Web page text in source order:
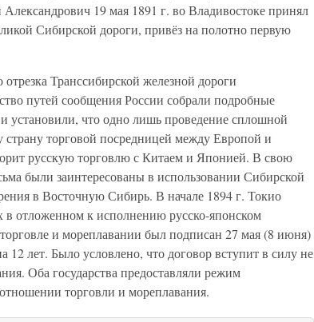
19 мая 1891 г. во Владивостоке принял
Сибирской дороги, привёз на полотно первую
отрезка Транссибирской железной дороги
путей сообщения России собрали подробные
установили, что одно лишь проведение сплошной
страну торговой посредницей между Европой и
русскую торговлю с Китаем и Японией. В свою
были заинтересованы в использовании Сибирской
в Восточную Сибирь. В начале 1894 г. Токио
в отложенном к исполнению русско-японском
и мореплавании был подписан 27 мая (8 июня)
12 лет. Было условлено, что договор вступит в силу не
Оба государства предоставляли режим
торговли и мореплавания.